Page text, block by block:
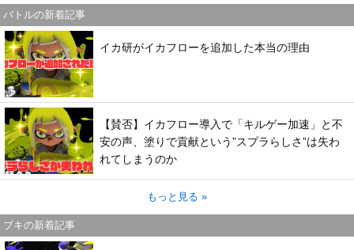
バトルの新着記事
イカ研がイカフローを追加した本当の理由
【賛否】イカフロー導入で「キルゲー加速」と不
安の声、塗りで貢献という”スプラらしさ”は失わ
れてしまうのか
もっと見る »
ブキの新着記事